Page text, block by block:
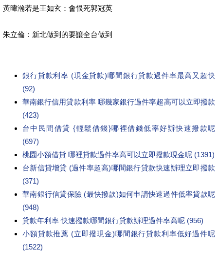
黃暐瀚若是王如玄：會恨死郭冠英
朱立倫：新北做到的要讓全台做到
銀行貸款利率 (現金貸款)哪間銀行貸款過件率最高又超快
(92)
華南銀行信用貸款利率 哪幾家銀行過件率超高可以立即撥款
(423)
台中民間借貸 {輕鬆借錢}哪裡借錢低率好辦快速撥款呢
(697)
桃園小額借貸 哪裡貸款過件率高可以立即撥款現金呢 (1391)
台新信貸增貸 (過件率超高)哪間銀行貸款快速辦理立即撥款
(371)
華南銀行信貸保險 (最快撥款)如何申請快速過件低率貸款呢
(948)
貸款年利率 快速撥款哪間銀行貸款辦理過件率高呢 (956)
小額貸款推薦 (立即撥現金)哪間銀行貸款利率低好過件呢
(1522)